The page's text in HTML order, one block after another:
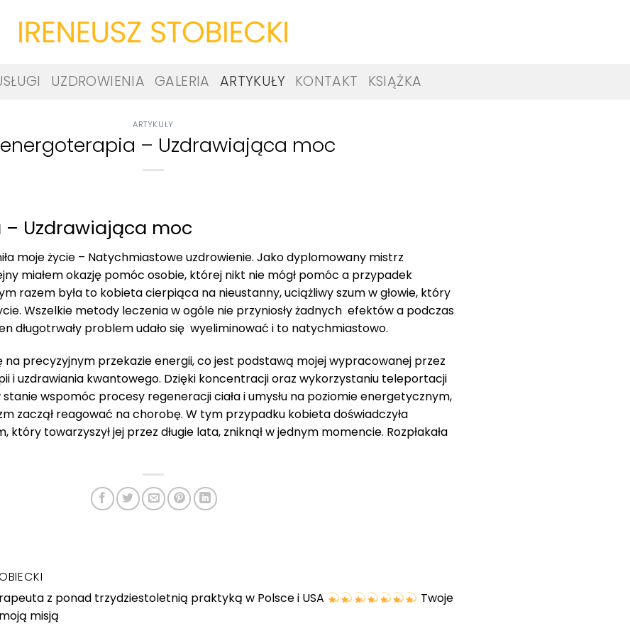
UZDROWIENIA GALERIA ARTYKUŁY KONTAKT KSIĄŻKA
ARTYKUŁY
– Uzdrawiająca moc
Uzdrawiająca moc
moje życie – Natychmiastowe uzdrowienie. Jako dyplomowany mistrz
miałem okazję pomóc osobie, której nikt nie mógł pomóc a przypadek
razem była to kobieta cierpiąca na nieustanny, uciążliwy szum w głowie, który
Wszelkie metody leczenia w ogóle nie przyniosły żadnych efektów a podczas
długotrwały problem udało się wyeliminować i to natychmiastowo.
na precyzyjnym przekazie energii, co jest podstawą mojej wypracowanej przez
i uzdrawiania kwantowego. Dzięki koncentracji oraz wykorzystaniu teleportacji
wspomóc procesy regeneracji ciała i umysłu na poziomie energetycznym,
zaczął reagować na chorobę. W tym przypadku kobieta doświadczyła
który towarzyszył jej przez długie lata, zniknął w jednym momencie. Rozpłakała
z ponad trzydziestoletnią praktyką w Polsce i USA
Twoje
misją